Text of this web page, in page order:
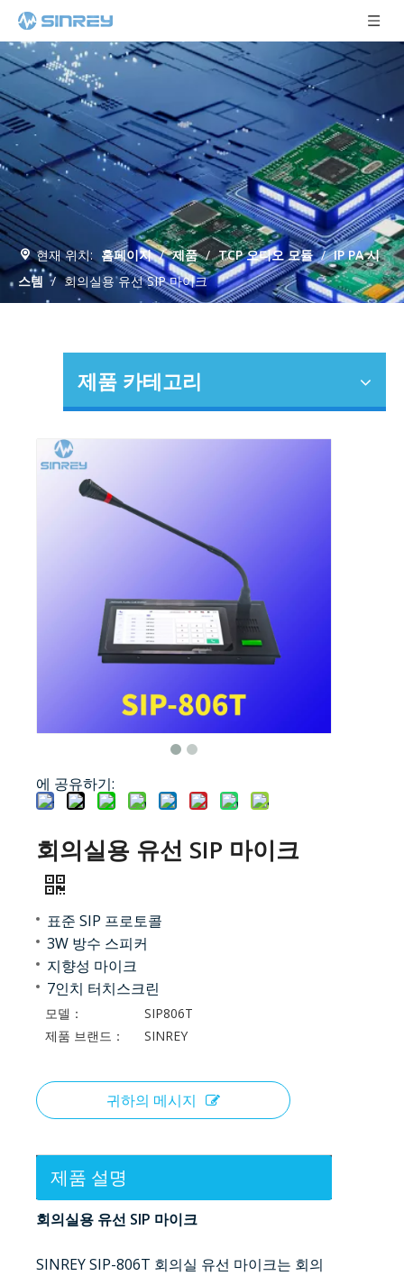
현재 위치: 홈페이지 / 제품 / TCP 오디오 모듈 / IP PA 시
스템 / 회의실용 유선 SIP 마이크
제품 카테고리
에 공유하기:
회의실용 유선 SIP 마이크
표준 SIP 프로토콜
3W 방수 스피커
지향성 마이크
7인치 터치스크린
모델：
SIP806T
제품 브랜드：
SINREY
귀하의 메시지
제품 설명
회의실용 유선 SIP 마이크
SINREY SIP-806T 회의실 유선 마이크는 회의